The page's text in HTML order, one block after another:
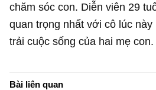
chăm sóc con. Diễn viên 29
quan trọng nhất với cô lúc
trải cuộc sống của hai mẹ con.
Bài liên quan